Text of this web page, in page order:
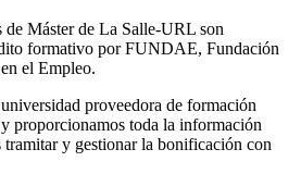
de Máster de La Salle-URL son
formativo por FUNDAE, Fundación
el Empleo.
proveedora de formación
proporcionamos toda la información
tramitar y gestionar la bonificación con